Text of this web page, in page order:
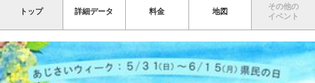
トップ 詳細データ 料金 地図
その他の
イベント